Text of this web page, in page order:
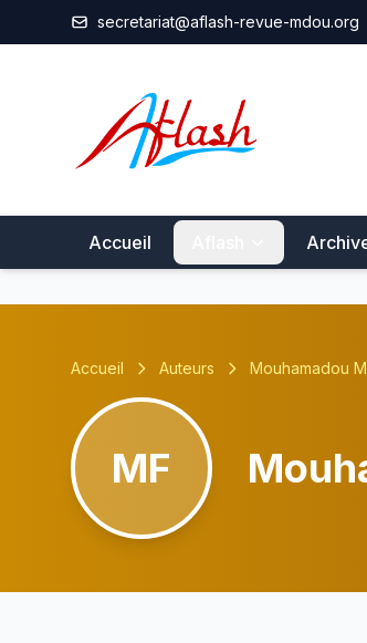
Aller au contenu principal
secretariat@aflash-revue-mdou.org
Accueil
Accueil Auteurs Mouhamadou
MF